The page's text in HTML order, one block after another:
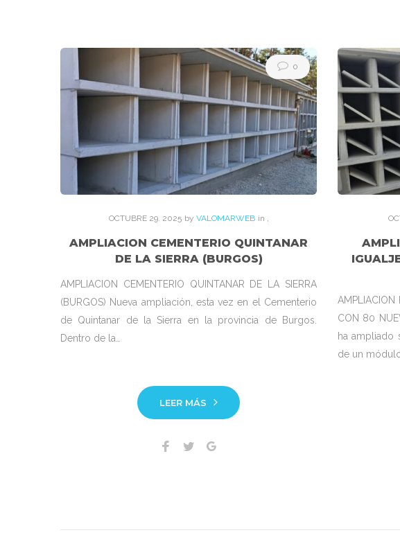
0
OCTUBRE29. 2025 by VALOMARWEB in ,
AMPLIACION CEMENTERIO QUINTANAR
DE LA SIERRA (BURGOS)
AMPLIACION CEMENTERIO QUINTANAR DE LA SIERRA
(BURGOS) Nueva ampliación, esta vez en el Cementerio
de Quintanar de la Sierra en la provincia de Burgos.
Dentro de la…
LEER MÁS
Facebook
Twitter
AMPLIACION
CON 80
ha ampliado
de un